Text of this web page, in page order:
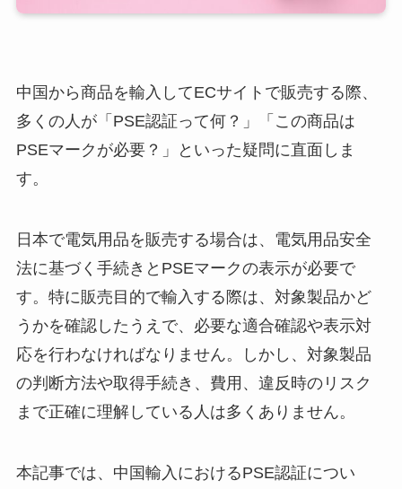
中国から商品を輸入してECサイトで販売する際、
多くの人が「PSE認証って何？」「この商品は
PSEマークが必要？」といった疑問に直面しま
す。
日本で電気用品を販売する場合は、電気用品安全
法に基づく手続きとPSEマークの表示が必要で
す。特に販売目的で輸入する際は、対象製品かど
うかを確認したうえで、必要な適合確認や表示対
応を行わなければなりません。しかし、対象製品
の判断方法や取得手続き、費用、違反時のリスク
まで正確に理解している人は多くありません。
本記事では、中国輸入におけるPSE認証につい